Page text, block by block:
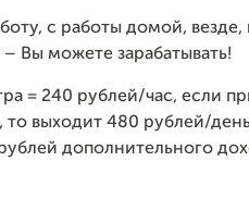
с работы домой, везде,
Вы можете зарабатывать!
= 240 рублей/час, если
то выходит 480 рублей/
дополнительного